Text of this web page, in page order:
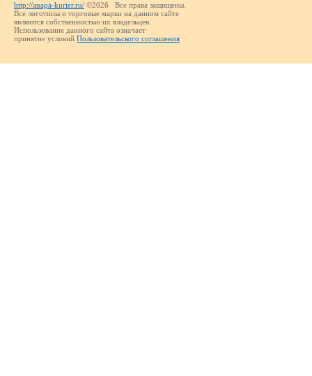
http://anapa-kurier.ru/ ©2026 Все права защищены.
Все логотипы и торговые марки на данном сайте
являются собственностью их владельцев.
Использование данного сайта означает
принятие условий Пользовательского соглашения